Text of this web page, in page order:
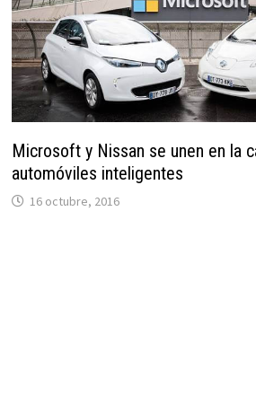
Microsoft y Nissan se unen en la
automóviles inteligentes
16 octubre, 2016